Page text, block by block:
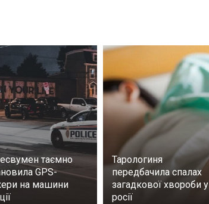
таємно
GPS-
на машини
Тарологиня
передбачила спалах
загадкової хвороби у
росії